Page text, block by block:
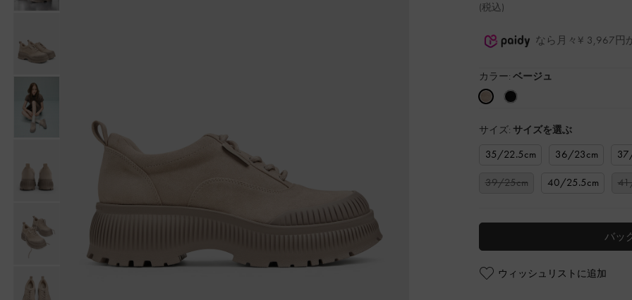
(税込)
なら月々¥ 3,967円
カラー: ベージュ
サイズ: サイズを選ぶ
35/22.5cm 36/23cm
39/25cm
40/25.5cm
バッ
ウィッシュリストに追加